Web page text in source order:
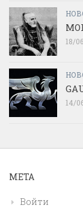
18/
14/
МЕТА
Войти